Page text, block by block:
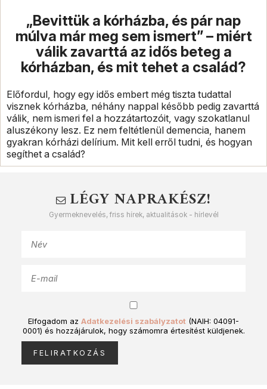
„Bevittük a kórházba, és pár nap
múlva már meg sem ismert” – miért
válik zavarttá az idős beteg a
kórházban, és mit tehet a család?
Előfordul, hogy egy idős embert még tiszta tudattal
visznek kórházba, néhány nappal később pedig zavarttá
válik, nem ismeri fel a hozzátartozóit, vagy szokatlanul
aluszékony lesz. Ez nem feltétlenül demencia, hanem
gyakran kórházi delírium. Mit kell erről tudni, és hogyan
segíthet a család?
LÉGY NAPRAKÉSZ!
Gyermeknevelés, friss hírek, aktualitások - hírlevél
Elfogadom az Adatkezelési szabályzatot (NAIH: 04091-
0001) és hozzájárulok, hogy számomra értesítést küldjenek.